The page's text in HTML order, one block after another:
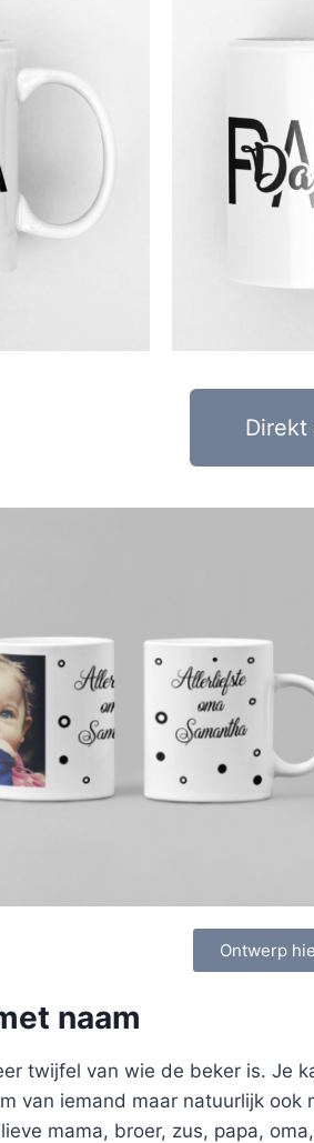
Direkt
Ontwerp
naam
twijfel van wie de beker is. Je
van iemand maar natuurlijk ook
mama, broer, zus, papa,